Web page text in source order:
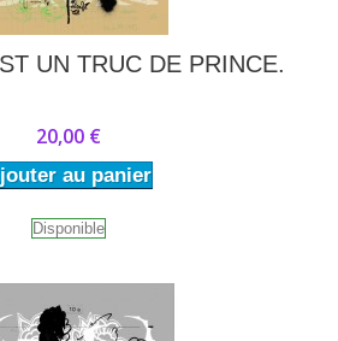
UN TRUC DE PRINCE.
20,00 €
au panier
Disponible